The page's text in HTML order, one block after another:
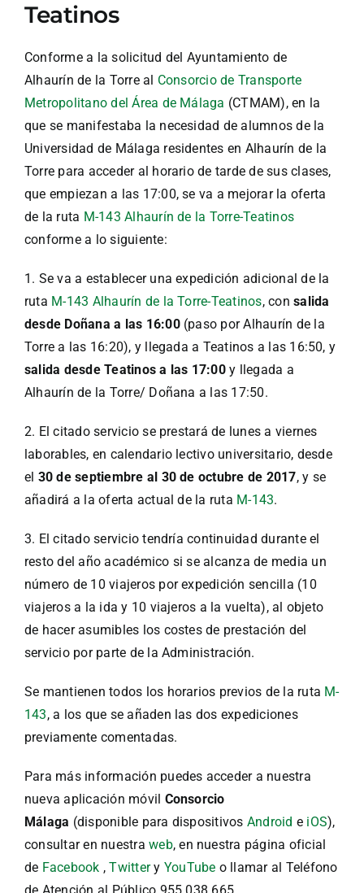
Teatinos
Conforme a la solicitud del Ayuntamiento de
Alhaurín de la Torre al Consorcio de Transporte
Metropolitano del Área de Málaga (CTMAM), en la
que se manifestaba la necesidad de alumnos de la
Universidad de Málaga residentes en Alhaurín de la
Torre para acceder al horario de tarde de sus clases,
que empiezan a las 17:00, se va a mejorar la oferta
de la ruta M-143 Alhaurín de la Torre-Teatinos
conforme a lo siguiente:
1. Se va a establecer una expedición adicional de la
ruta M-143 Alhaurín de la Torre-Teatinos, con salida
desde Doñana a las 16:00(paso por Alhaurín de la
Torre a las 16:20), y llegada a Teatinos a las 16:50, y
salida desde Teatinos a las 17:00y llegada a
Alhaurín de la Torre/ Doñana a las 17:50.
2. El citado servicio se prestará de lunes a viernes
laborables, en calendario lectivo universitario, desde
el 30 de septiembre al 30 de octubre de 2017, y se
añadirá a la oferta actual de la ruta M-143.
3. El citado servicio tendría continuidad durante el
resto del año académico si se alcanza de media un
número de 10 viajeros por expedición sencilla (10
viajeros a la ida y 10 viajeros a la vuelta), al objeto
de hacer asumibles los costes de prestación del
servicio por parte de la Administración.
Se mantienen todos los horarios previos de la ruta M-
143, a los que se añaden las dos expediciones
previamente comentadas.
Para más información puedes acceder a nuestra
nueva aplicación móvil Consorcio
Málaga (disponible para dispositivos Android e iOS),
consultar en nuestraweb, en nuestra página oficial
de Facebook ,Twittery YouTube o llamar al Teléfono